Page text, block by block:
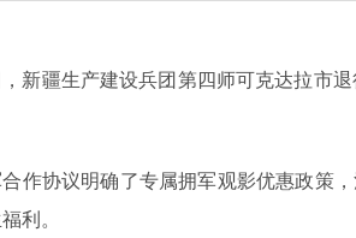
新疆生产建设兵团第四师可克达拉市
作协议明确了专属拥军观影优惠政策
利。